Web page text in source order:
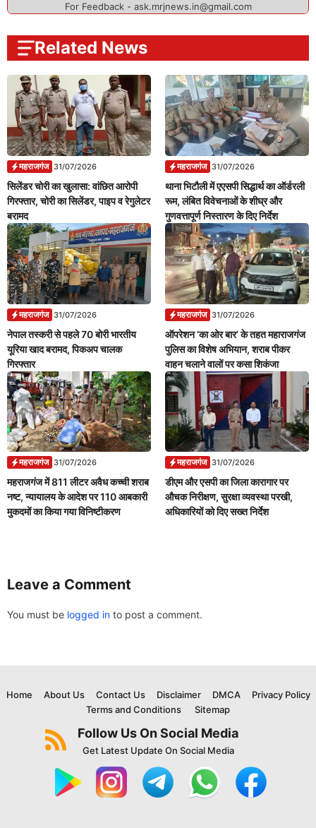
For Feedback - ask.mrjnews.in@gmail.com
Related News
महराजगंज 31/07/2026
सिलेंडर चोरी का खुलासा: वांछित आरोपी
गिरफ्तार, चोरी का सिलेंडर, पाइप व रेगुलेटर
बरामद
महराजगंज 31/07/2026
थाना भिटौली में एएसपी सिद्धार्थ का ऑर्डरली
रूम, लंबित विवेचनाओं के शीघ्र और
गुणवत्तापूर्ण निस्तारण के दिए निर्देश
महराजगंज 31/07/2026
नेपाल तस्करी से पहले 70 बोरी भारतीय
यूरिया खाद बरामद, पिकअप चालक
गिरफ्तार
महराजगंज 31/07/2026
ऑपरेशन ‘का ओर बार’ के तहत महाराजगंज
पुलिस का विशेष अभियान, शराब पीकर
वाहन चलाने वालों पर कसा शिकंजा
महराजगंज 31/07/2026
महराजगंज में 811 लीटर अवैध कच्ची शराब
नष्ट, न्यायालय के आदेश पर 110 आबकारी
मुकदमों का किया गया विनिष्टीकरण
महराजगंज 31/07/2026
डीएम और एसपी का जिला कारागार पर
औचक निरीक्षण, सुरक्षा व्यवस्था परखी,
अधिकारियों को दिए सख्त निर्देश
Leave a Comment
You must be logged in to post a comment.
Home About Us Contact Us Disclaimer DMCA
Privacy Policy
Terms and Conditions
Sitemap
Follow Us On Social Media
Get Latest Update On Social Media